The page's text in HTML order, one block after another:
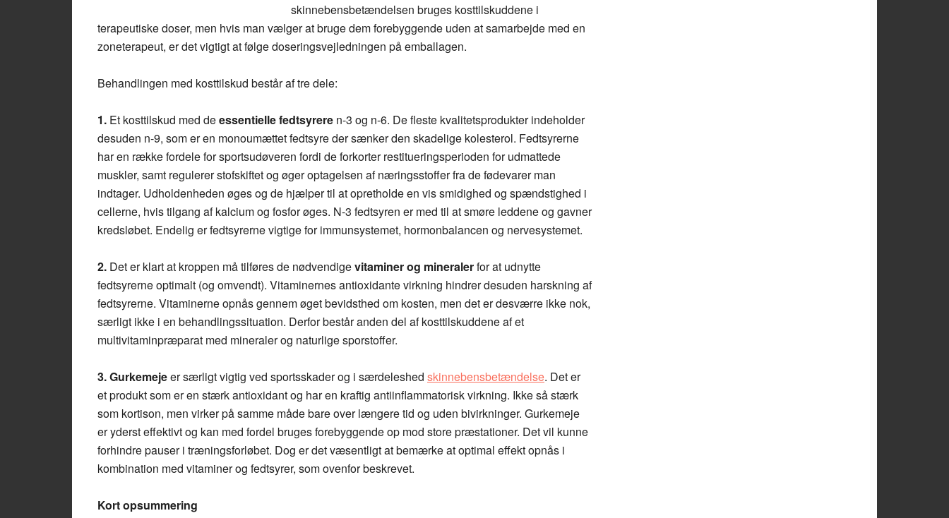
skinnebensbetændelsen bruges kosttilskuddene i
terapeutiske doser, men hvis man vælger at bruge dem forebyggende uden at samarbejde med en
zoneterapeut, er det vigtigt at følge doseringsvejledningen på emballagen.
Behandlingen med kosttilskud består af tre dele:
1. Et kosttilskud med deessentielle fedtsyrere n-3 og n-6. De fleste kvalitetsprodukter indeholder
desuden n-9, som er en monoumættet fedtsyre der sænker den skadelige kolesterol. Fedtsyrerne
har en række fordele for sportsudøveren fordi de forkorter restitueringsperioden for udmattede
muskler, samt regulerer stofskiftet og øger optagelsen af næringsstoffer fra de fødevarer man
indtager. Udholdenheden øges og de hjælper til at opretholde en vis smidighed og spændstighed i
cellerne, hvis tilgang af kalcium og fosfor øges. N-3 fedtsyren er med til at smøre leddene og gavner
kredsløbet. Endelig er fedtsyrerne vigtige for immunsystemet, hormonbalancen og nervesystemet.
2. Det er klart at kroppen må tilføres de nødvendigevitaminer og mineralerfor at udnytte
fedtsyrerne optimalt (og omvendt). Vitaminernes antioxidante virkning hindrer desuden harskning af
fedtsyrerne. Vitaminerne opnås gennem øget bevidsthed om kosten, men det er desværre ikke nok,
særligt ikke i en behandlingssituation. Derfor består anden del af kosttilskuddene af et
multivitaminpræparat med mineraler og naturlige sporstoffer.
3.Gurkemejeer særligt vigtig ved sportsskader og i særdeleshed skinnebensbetændelse. Det er
et produkt som er en stærk antioxidant og har en kraftig antiinflammatorisk virkning. Ikke så stærk
som kortison, men virker på samme måde bare over længere tid og uden bivirkninger. Gurkemeje
er yderst effektivt og kan med fordel bruges forebyggende op mod store præstationer. Det vil kunne
forhindre pauser i træningsforløbet. Dog er det væsentligt at bemærke at optimal effekt opnås i
kombination med vitaminer og fedtsyrer, som ovenfor beskrevet.
Kort opsummering